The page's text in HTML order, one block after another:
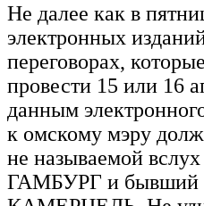
Не далее как в
электронных
переговорах,
провести 15 или 16
данным
к омскому мэру
не называемой
ГАМБУРГ и бывший